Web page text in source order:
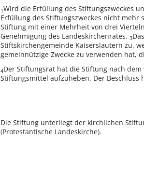
1Wird die Erfüllung des Stiftungszweckes
Erfüllung des Stiftungszweckes nicht
Stiftung mit einer Mehrheit von drei
Genehmigung des Landeskirchenrates.3
Stiftskirchengemeinde Kaiserslautern zu,
gemeinnützige Zwecke zu verwenden hat,
4Der Stiftungsrat hat die Stiftung nach
Stiftungsmittel aufzuheben. Der
Die Stiftung unterliegt der kirchlichen
(Protestantische Landeskirche).